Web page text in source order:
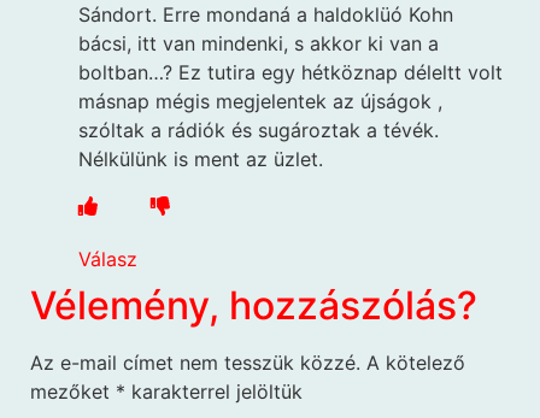
Sándort. Erre mondaná a haldoklüó Kohn
bácsi, itt van mindenki, s akkor ki van a
boltban…? Ez tutira egy hétköznap déleltt volt
másnap mégis megjelentek az újságok ,
szóltak a rádiók és sugároztak a tévék.
Nélkülünk is ment az üzlet.
Válasz
Vélemény, hozzászólás?
Az e-mail címet nem tesszük közzé. A kötelező
mezőket * karakterrel jelöltük